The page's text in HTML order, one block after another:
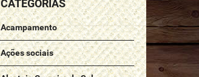
CATEGORIAS
Acampamento
Ações sociais